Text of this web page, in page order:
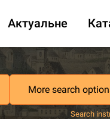
Актуальне
More search
Search